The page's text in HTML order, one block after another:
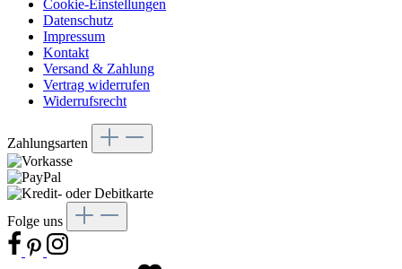
Cookie-Einstellungen
Datenschutz
Impressum
Kontakt
Versand & Zahlung
Vertrag widerrufen
Widerrufsrecht
Zahlungsarten
Folge uns